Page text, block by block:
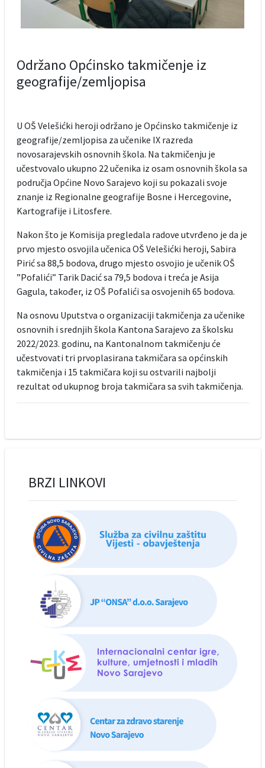
Održano Općinsko takmičenje iz
geografije/zemljopisa
U OŠ Velešićki heroji održano je Općinsko takmičenje iz
geografije/zemljopisa za učenike IX razreda
novosarajevskih osnovnih škola. Na takmičenju je
učestvovalo ukupno 22 učenika iz osam osnovnih škola sa
područja Općine Novo Sarajevo koji su pokazali svoje
znanje iz Regionalne geografije Bosne i Hercegovine,
Kartografije i Litosfere.
Nakon što je Komisija pregledala radove utvrđeno je da je
prvo mjesto osvojila učenica OŠ Velešićki heroji, Sabira
Pirić sa 88,5 bodova, drugo mjesto osvojio je učenik OŠ
”Pofalići” Tarik Dacić sa 79,5 bodova i treća je Asija
Gagula, također, iz OŠ Pofalići sa osvojenih 65 bodova.
Na osnovu Uputstva o organizaciji takmičenja za učenike
osnovnih i srednjih škola Kantona Sarajevo za školsku
2022/2023. godinu, na Kantonalnom takmičenju će
učestvovati tri prvoplasirana takmičara sa općinskih
takmičenja i 15 takmičara koji su ostvarili najbolji
rezultat od ukupnog broja takmičara sa svih takmičenja.
BRZI LINKOVI